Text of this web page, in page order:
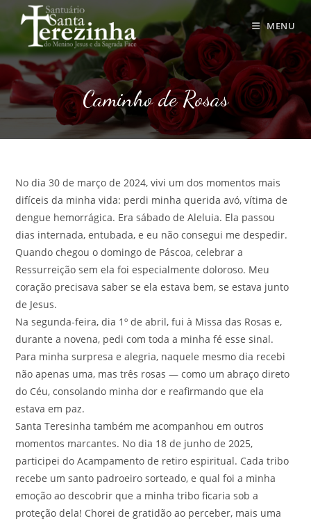
para
conteúdo
MENU
Caminho de Rosas
No dia 30 de março de 2024, vivi um dos momentos mais
difíceis da minha vida: perdi minha querida avó, vítima de
dengue hemorrágica. Era sábado de Aleluia. Ela passou
dias internada, entubada, e eu não consegui me despedir.
Quando chegou o domingo de Páscoa, celebrar a
Ressurreição sem ela foi especialmente doloroso. Meu
coração precisava saber se ela estava bem, se estava junto
de Jesus.
Na segunda-feira, dia 1º de abril, fui à Missa das Rosas e,
durante a novena, pedi com toda a minha fé esse sinal.
Para minha surpresa e alegria, naquele mesmo dia recebi
não apenas uma, mas três rosas — como um abraço direto
do Céu, consolando minha dor e reafirmando que ela
estava em paz.
Santa Teresinha também me acompanhou em outros
momentos marcantes. No dia 18 de junho de 2025,
participei do Acampamento de retiro espiritual. Cada tribo
recebe um santo padroeiro sorteado, e qual foi a minha
emoção ao descobrir que a minha tribo ficaria sob a
proteção dela! Chorei de gratidão ao perceber, mais uma